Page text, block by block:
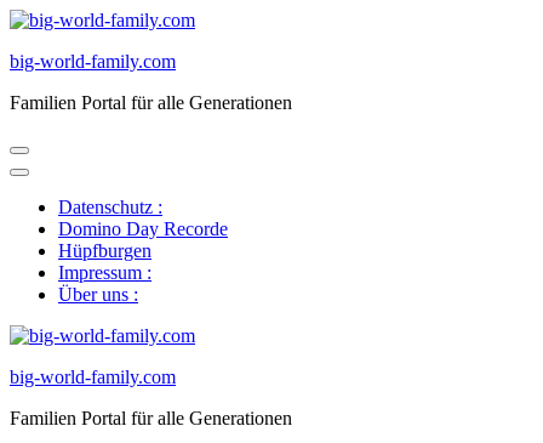
Zum
springen
drücken)
big-world-family.com
Familien Portal für alle Generationen
Datenschutz :
Domino Day Recorde
Hüpfburgen
Impressum :
Über uns :
big-world-family.com
Familien Portal für alle Generationen